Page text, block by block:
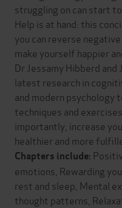
struggling on can start
Help is at hand: this
you can reverse
make yourself happier
Dr Jessamy Hibberd and
latest research in
and modern psychology
techniques and
importantly, increase
healthier and more
Chapters include:
emotions, Rewarding
rest and sleep, Mental
thought patterns,